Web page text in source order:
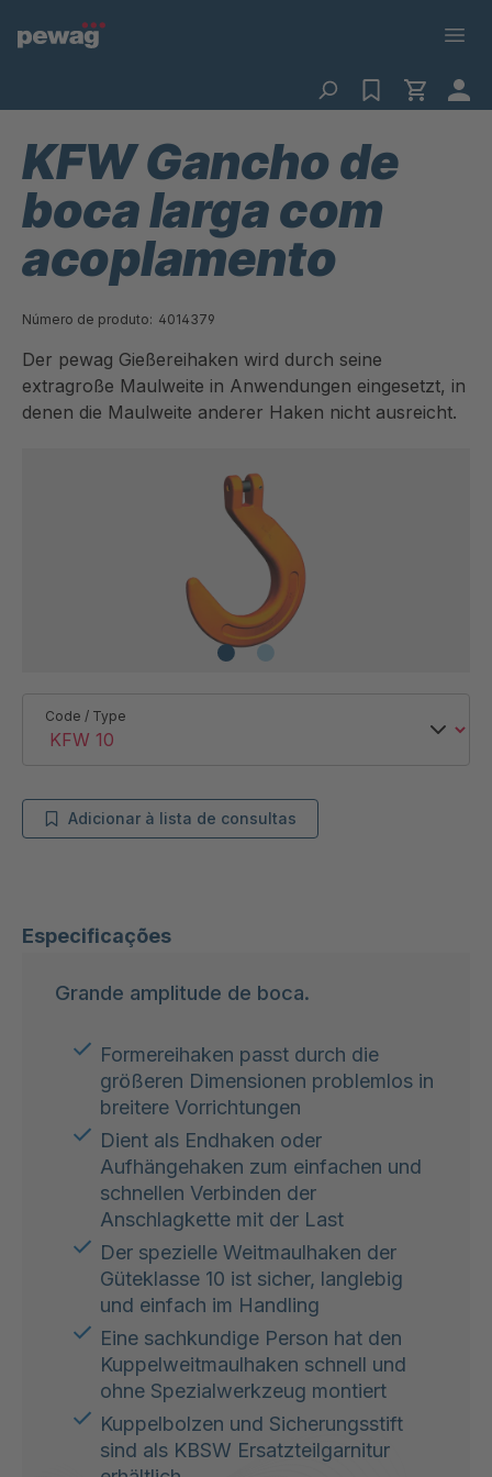
Especificações
Grande amplitude de boca.
Formereihaken passt durch die
größeren Dimensionen problemlos in
breitere Vorrichtungen
Dient als Endhaken oder
Aufhängehaken zum einfachen und
schnellen Verbinden der
Anschlagkette mit der Last
Der spezielle Weitmaulhaken der
Güteklasse 10 ist sicher, langlebig
und einfach im Handling
Eine sachkundige Person hat den
Kuppelweitmaulhaken schnell und
ohne Spezialwerkzeug montiert
Kuppelbolzen und Sicherungsstift
sind als KBSW Ersatzteilgarnitur
KFW Gancho de
boca larga com
acoplamento
Número de produto: 4014379
Der pewag Gießereihaken wird durch seine
extragroße Maulweite in Anwendungen eingesetzt, in
denen die Maulweite anderer Haken nicht ausreicht.
Code / Type
Adicionar à lista de consultas